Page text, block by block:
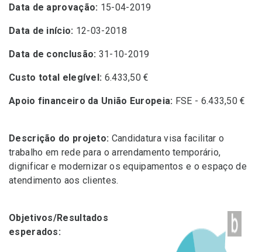
Data de aprovação: 15-04-2019
Data de início: 12-03-2018
Data de conclusão: 31-10-2019
Custo total elegível: 6.433,50 €
Apoio financeiro da União Europeia: FSE - 6.433,50 €
Descrição do projeto: Candidatura visa facilitar o
trabalho em rede para o arrendamento temporário,
dignificar e modernizar os equipamentos e o espaço de
atendimento aos clientes.
Objetivos/Resultados
esperados: